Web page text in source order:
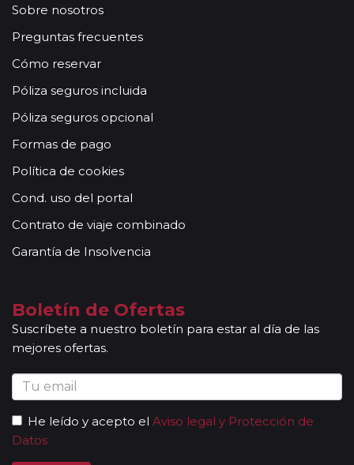
Sobre nosotros
Preguntas frecuentes
Cómo reservar
Póliza seguros incluida
Póliza seguros opcional
Formas de pago
Política de cookies
Cond. uso del portal
Contrato de viaje combinado
Garantía de Insolvencia
Boletín de Ofertas
Suscríbete a nuestro boletín para estar al día de las
mejores ofertas.
He leído y acepto el Aviso legal y Protección de
Datos